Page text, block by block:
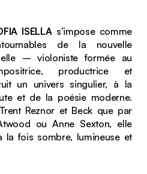
ISELLAs’impose comme
de la nouvelle
– violoniste formée au
productrice et
un univers singulier, à la
et de la poésie moderne.
Reznor et Beck que par
ou Anne Sexton, elle
la fois sombre, lumineuse et